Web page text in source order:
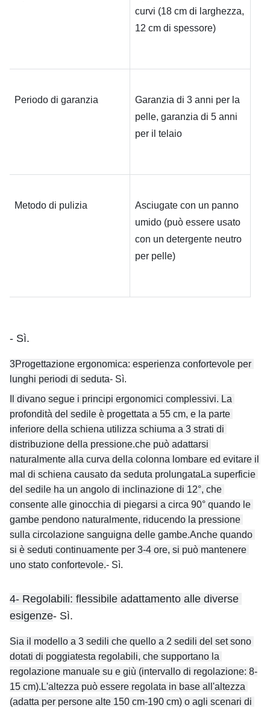
curvi (18 cm di larghezza,
12 cm di spessore)
Periodo di garanzia
Garanzia di 3 anni per la
pelle, garanzia di 5 anni
per il telaio
Metodo di pulizia
Asciugate con un panno
umido (può essere usato
con un detergente neutro
per pelle)
- Sì.
3Progettazione ergonomica: esperienza confortevole per
lunghi periodi di seduta- Sì.
Il divano segue i principi ergonomici complessivi. La
profondità del sedile è progettata a 55 cm, e la parte
inferiore della schiena utilizza schiuma a 3 strati di
distribuzione della pressione.che può adattarsi
naturalmente alla curva della colonna lombare ed evitare il
mal di schiena causato da seduta prolungataLa superficie
del sedile ha un angolo di inclinazione di 12°, che
consente alle ginocchia di piegarsi a circa 90° quando le
gambe pendono naturalmente, riducendo la pressione
sulla circolazione sanguigna delle gambe.Anche quando
si è seduti continuamente per 3-4 ore, si può mantenere
uno stato confortevole.- Sì.
4- Regolabili: flessibile adattamento alle diverse
esigenze- Sì.
Sia il modello a 3 sedili che quello a 2 sedili del set sono
dotati di poggiatesta regolabili, che supportano la
regolazione manuale su e giù (intervallo di regolazione: 8-
15 cm).L'altezza può essere regolata in base all'altezza
(adatta per persone alte 150 cm-190 cm) o agli scenari di